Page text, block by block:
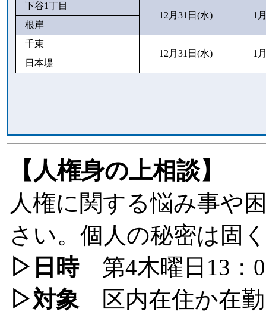
下谷1丁目
12月31日(水)
1
根岸
千束
12月31日(水)
1
日本堤
【人権身の上相談】
人権に関する悩み事や
さい。個人の秘密は固
▷日時第4木曜日13：
▷対象区内在住か在勤